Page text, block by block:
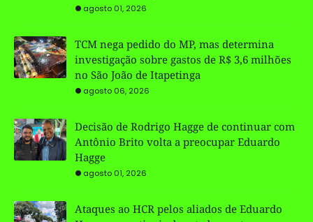
agosto 01, 2026
TCM nega pedido do MP, mas determina
investigação sobre gastos de R$ 3,6 milhões
no São João de Itapetinga
agosto 06, 2026
Decisão de Rodrigo Hagge de continuar com
Antônio Brito volta a preocupar Eduardo
Hagge
agosto 01, 2026
Ataques ao HCR pelos aliados de Eduardo